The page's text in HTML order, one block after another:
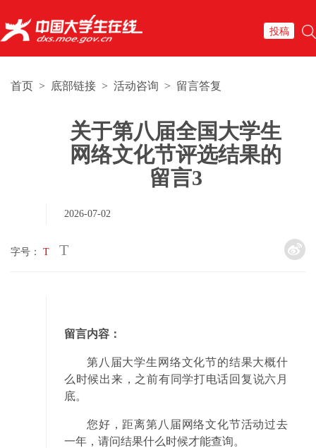
投稿
首页 > 底部链接 > 活动咨询 > 留言答复
关于第八届全国大学生
网络文化节评选结果的
留言3
2026-07-02
字号： T T
留言内容：
第八届大学生网络文化节的结果大概什
么时候出来，之前有同学打电话回复说六月
底。
您好，距离第八届网络文化节活动过去
一年，请问结果什么时候才能查询。